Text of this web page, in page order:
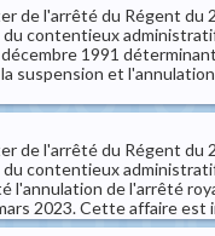
de l'arrêté du Régent du
contentieux
1991
suspension et
de l'arrêté du Régent du
contentieux
l'annulation de l'arrêté
2023. Cette affaire est